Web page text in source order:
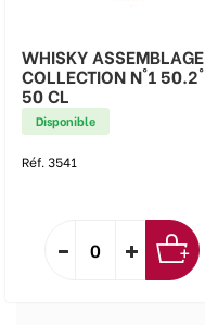
WHISKY ASSEMBLAGE
COLLECTION N°1 50.2°
50 CL
Disponible
Réf. 3541